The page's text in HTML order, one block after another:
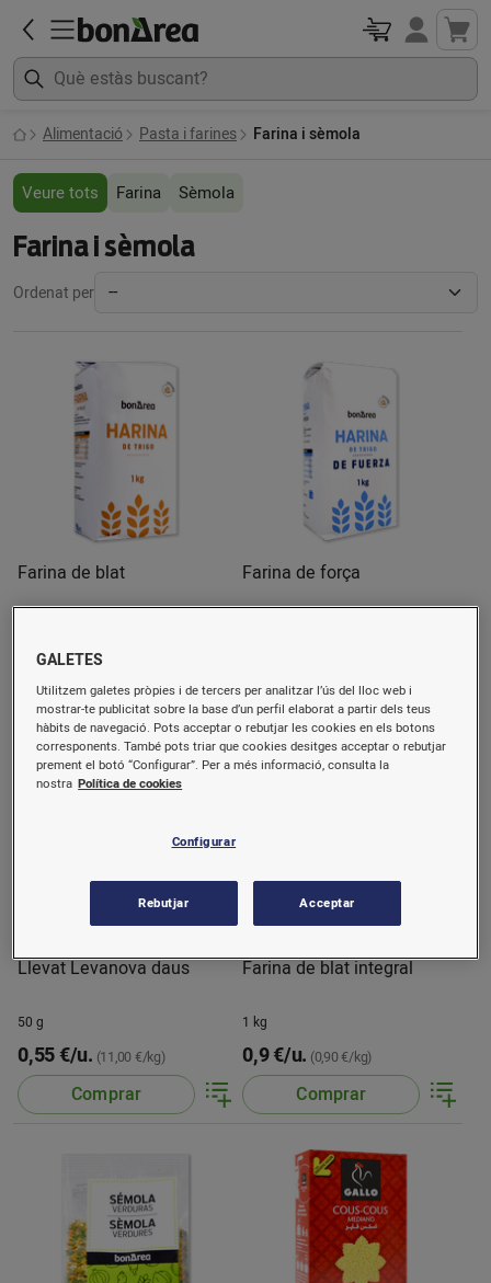
Alimentació Pasta i farines Farina i sèmola
Veure tots Farina Sèmola
Farina i sèmola
Ordenat per
Farina de blat
0,72 €/u.(0,72 €/kg)
Comprar
Farina de força
Comprar
Llevat Levanova daus
50 g
0,55 €/u. (11,00 €/kg)
Comprar
Farina de blat integral
1 kg
0,9 €/u. (0,90 €/kg)
Comprar
GALETES
Utilitzem galetes pròpies i de tercers per analitzar l’ús del lloc web i
mostrar-te publicitat sobre la base d’un perfil elaborat a partir dels teus
hàbits de navegació. Pots acceptar o rebutjar les cookies en els botons
corresponents. També pots triar que cookies desitges acceptar o rebutjar
prement el botó “Configurar”. Per a més informació, consulta la
nostra Política de cookies
Configurar
Rebutjar Acceptar